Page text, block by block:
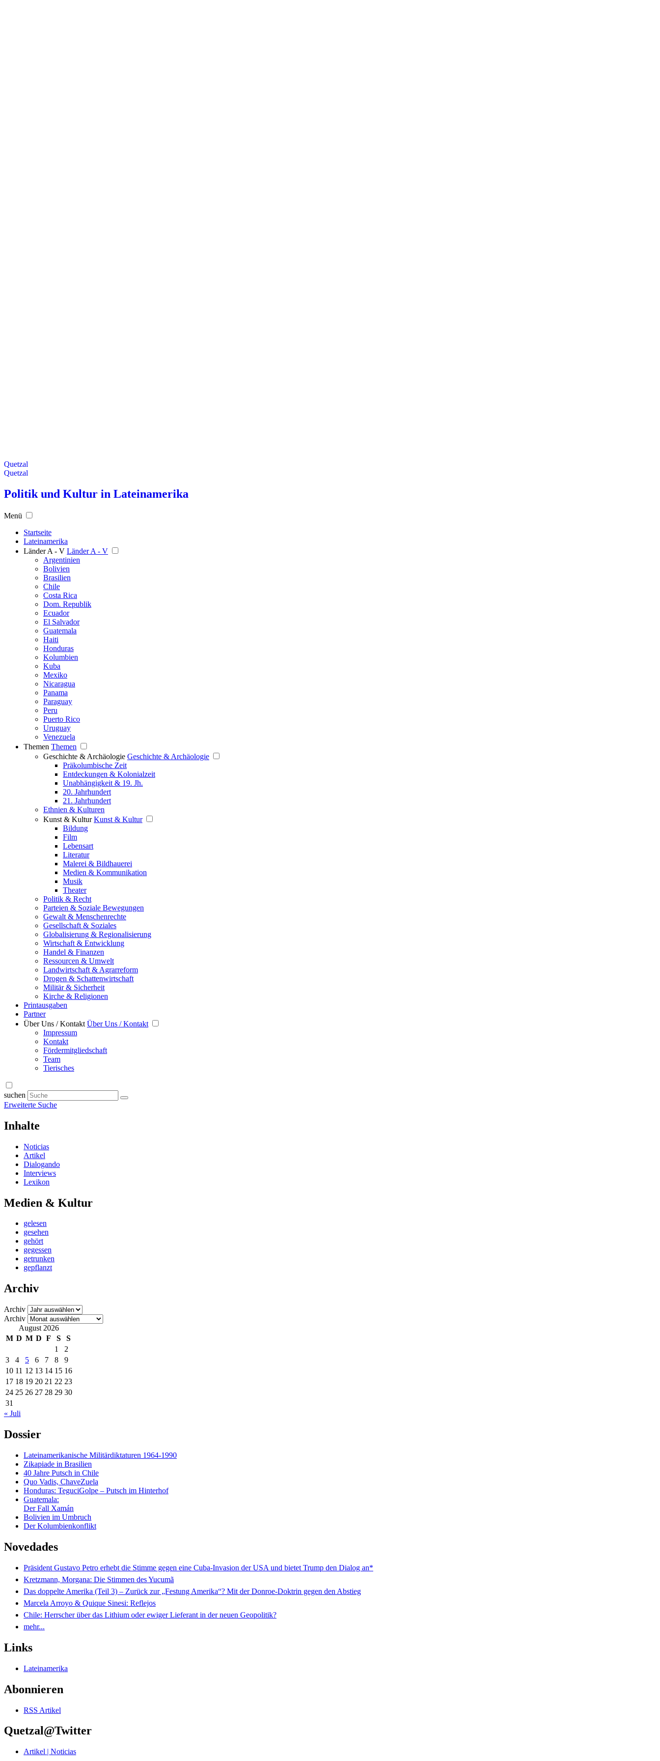
Quetzal
Quetzal
Politik und Kultur in Lateinamerika
Menü
Startseite
Lateinamerika
Länder A - V Länder A - V
Argentinien
Bolivien
Brasilien
Chile
Costa Rica
Dom. Republik
Ecuador
El Salvador
Guatemala
Haiti
Honduras
Kolumbien
Kuba
Mexiko
Nicaragua
Panama
Paraguay
Peru
Puerto Rico
Uruguay
Venezuela
Themen Themen
Geschichte & Archäologie Geschichte & Archäologie
Präkolumbische Zeit
Entdeckungen & Kolonialzeit
Unabhängigkeit & 19. Jh.
20. Jahrhundert
21. Jahrhundert
Ethnien & Kulturen
Kunst & Kultur Kunst & Kultur
Bildung
Film
Lebensart
Literatur
Malerei & Bildhauerei
Medien & Kommunikation
Musik
Theater
Politik & Recht
Parteien & Soziale Bewegungen
Gewalt & Menschenrechte
Gesellschaft & Soziales
Globalisierung & Regionalisierung
Wirtschaft & Entwicklung
Handel & Finanzen
Ressourcen & Umwelt
Landwirtschaft & Agrarreform
Drogen & Schattenwirtschaft
Militär & Sicherheit
Kirche & Religionen
Printausgaben
Partner
Über Uns / Kontakt Über Uns / Kontakt
Impressum
Kontakt
Fördermitgliedschaft
Team
Tierisches
suchen
Erweiterte Suche
Inhalte
Noticias
Artikel
Dialogando
Interviews
Lexikon
Medien & Kultur
gelesen
gesehen
gehört
gegessen
getrunken
gepflanzt
Archiv
Archiv
Archiv
August 2026
M D M D F S
S
1
2
3
4 5 6 7 8
9
10 11 12 13 14 15 16
17 18 19 20 21 22 23
24 25 26 27 28 29 30
31
« Juli
Dossier
Lateinamerikanische Militärdiktaturen 1964-1990
Zikapiade in Brasilien
40 Jahre Putsch in Chile
Quo Vadis, ChaveZuela
Honduras: TeguciGolpe – Putsch im Hinterhof
Guatemala:
Der Fall Xamán
Bolivien im Umbruch
Der Kolumbienkonflikt
Novedades
Präsident Gustavo Petro erhebt die Stimme gegen eine Cuba-Invasion der USA und bietet Trump den Dialog an*
Kretzmann, Morgana: Die Stimmen des Yucumã
Das doppelte Amerika (Teil 3) – Zurück zur „Festung Amerika“? Mit der Donroe-Doktrin gegen den Abstieg
Marcela Arroyo & Quique Sinesi: Reflejos
Chile: Herrscher über das Lithium oder ewiger Lieferant in der neuen Geopolitik?
mehr...
Links
Lateinamerika
Abonnieren
RSS Artikel
Quetzal@Twitter
Artikel | Noticias